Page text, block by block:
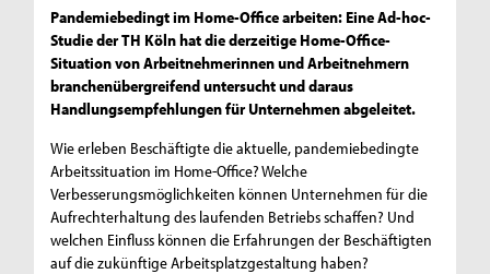
Pandemiebedingt im Home-Office arbeiten: Eine Ad-hoc-
Studie der TH Köln hat die derzeitige Home-Office-
Situation von Arbeitnehmerinnen und Arbeitnehmern
branchenübergreifend untersucht und daraus
Handlungsempfehlungen für Unternehmen abgeleitet.
Wie erleben Beschäftigte die aktuelle, pandemiebedingte
Arbeitssituation im Home-Office? Welche
Verbesserungsmöglichkeiten können Unternehmen für die
Aufrechterhaltung des laufenden Betriebs schaffen? Und
welchen Einfluss können die Erfahrungen der Beschäftigten
auf die zukünftige Arbeitsplatzgestaltung haben?